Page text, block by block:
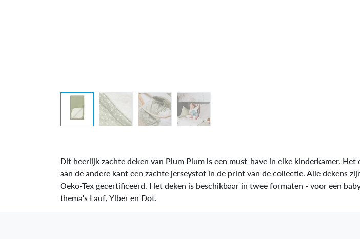
Dit heerlijk zachte deken van Plum Plum is een must-have in elke kinderkamer.
aan de andere kant een zachte jerseystof in de print van de collectie. Alle dekens
Oeko-Tex gecertificeerd. Het deken is beschikbaar in twee formaten - voor een
thema's Lauf, Ylber en Dot.